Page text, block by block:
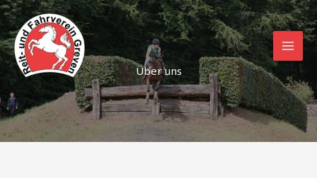
Zum
Inhalt
springen
Über uns